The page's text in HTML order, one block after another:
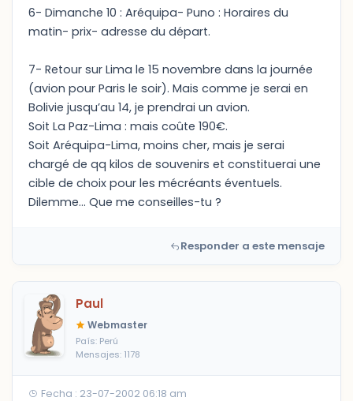
6- Dimanche 10 : Aréquipa- Puno : Horaires du
matin- prix- adresse du départ.
7- Retour sur Lima le 15 novembre dans la journée
(avion pour Paris le soir). Mais comme je serai en
Bolivie jusqu’au 14, je prendrai un avion.
Soit La Paz-Lima : mais coûte 190€.
Soit Aréquipa-Lima, moins cher, mais je serai
chargé de qq kilos de souvenirs et constituerai une
cible de choix pour les mécréants éventuels.
Dilemme… Que me conseilles-tu ?
Responder a este mensaje
Paul
Webmaster
País: Perú
Mensajes: 1178
Fecha : 23-07-2002 06:18 am